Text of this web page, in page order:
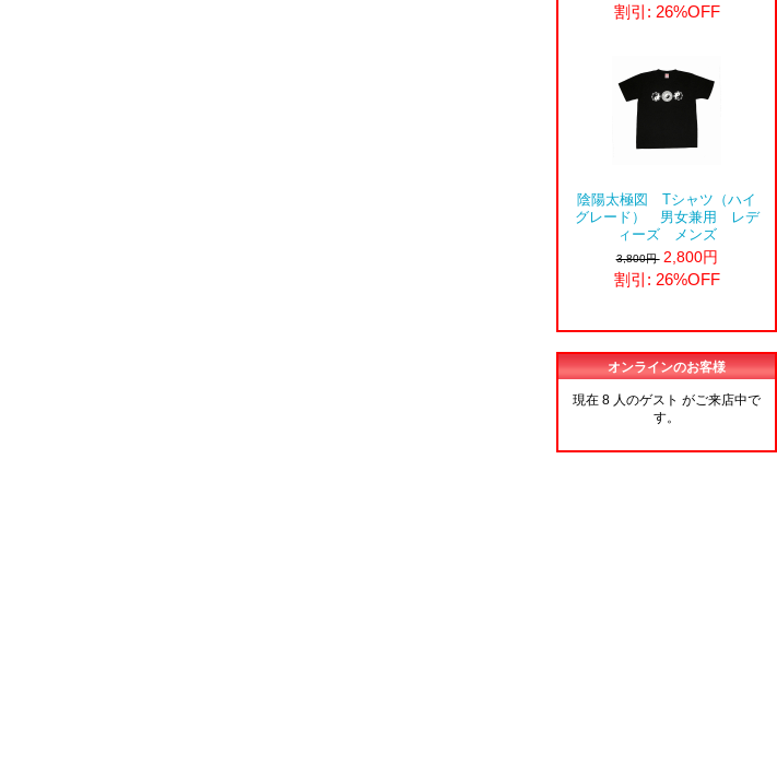
割引: 26%OFF
陰陽太極図 Tシャツ（ハイ
グレード） 男女兼用 レデ
ィーズ メンズ
3,800円 2,800円
割引: 26%OFF
オンラインのお客様
現在 8 人のゲスト がご来店中で
す。